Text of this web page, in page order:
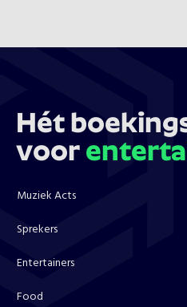
Hét
voor
Muziek Acts
Sprekers
Entertainers
Food